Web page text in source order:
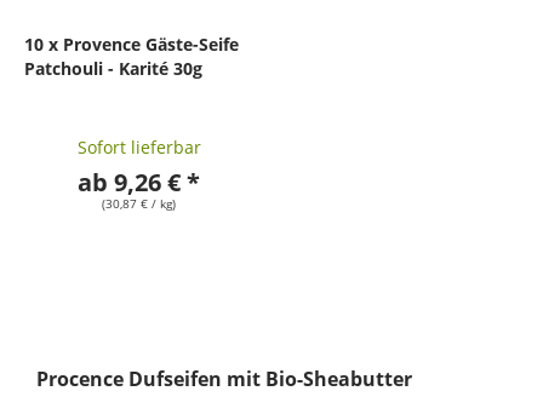
Procence Dufseifen mit Bio-Sheabutter
10 x Provence Gäste-Seife
Patchouli - Karité 30g
Sofort lieferbar
ab 9,26 € *
(30,87 € / kg)